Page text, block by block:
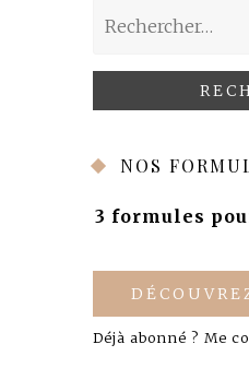
Rechercher :
NOS
3 formules
Déjà abonné ? Me